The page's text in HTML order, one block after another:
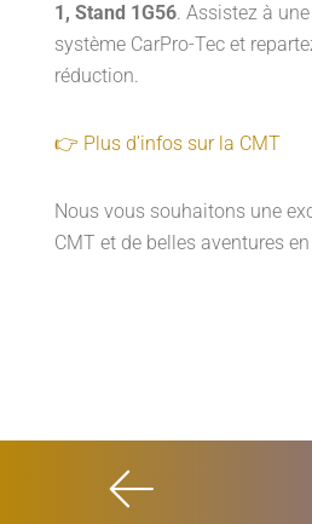
1, Stand 1G56. Assistez à
système CarPro-Tec et
réduction.
👉 Plus d’infos sur la CMT
Nous vous souhaitons une
CMT et de belles aventures